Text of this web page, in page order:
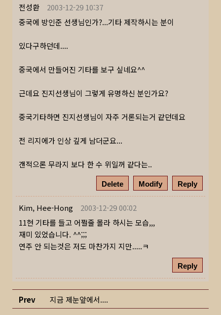
전성환
2003-12-29 10:37
중국에 방인준 선생님인가?...기타 제작하시는 분이
있다구하던데....
중국에서 만들어진 기타를 보구 싶네요^^
근데요 진지선생님이 그렇게 유명하신 분인가요?
중국기타하면 진지선생님이 자주 거론되는거 같던데요
전 리지에가 인상 깊게 남더군요...
갠적으론 무라지 보다 한 수 위일꺼 같다는..
Delete Modify Reply
Kim, Hee-Hong
2003-12-29 00:02
11현 기타를 들고 어쩔줄 몰라 하시는 모습,,,
재미 있었습니다. ^^;;;
연주 안 되는것은 저도 마찬가지 지만.....ㅋ
Reply
Prev
지금 제눈앞에서....